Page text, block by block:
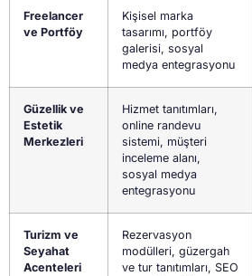
Freelancer
ve Portföy
Kişisel marka
tasarımı, portföy
galerisi, sosyal
medya entegrasyonu
Güzellik ve
Estetik
Merkezleri
Hizmet tanıtımları,
online randevu
sistemi, müşteri
inceleme alanı,
sosyal medya
entegrasyonu
Turizm ve
Seyahat
Acenteleri
Rezervasyon
modülleri, güzergah
ve tur tanıtımları, SEO